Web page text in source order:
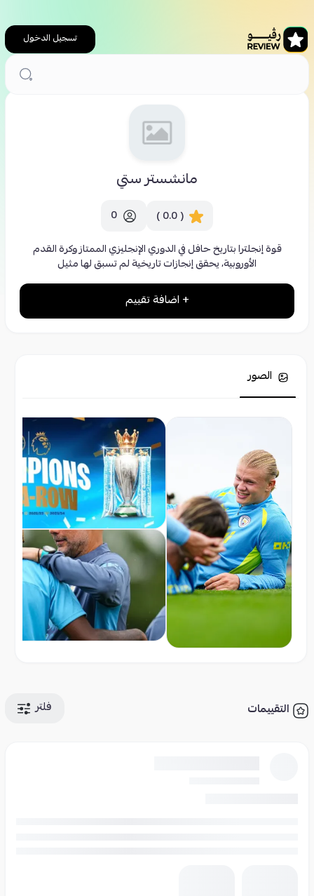
تسجيل الدخول
مانشستر ستي
( 0.0 )
0
قوة إنجلترا بتاريخ حافل في الدوري الإنجليزي الممتاز وكرة القدم
الأوروبية، يحقق إنجازات تاريخية لم تسبق لها مثيل
+ اضافة تقييم
الصور
التقييمات فلتر